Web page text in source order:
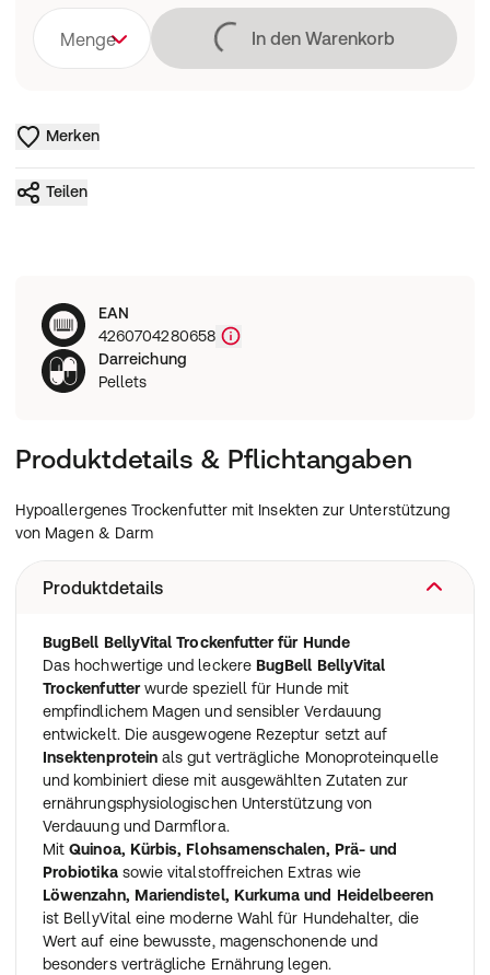
Menge LädtIn den Warenkorb
Merken
Teilen
EAN
4260704280658
Darreichung
Pellets
Produktdetails & Pflichtangaben
Hypoallergenes Trockenfutter mit Insekten zur Unterstützung
von Magen & Darm
Produktdetails
BugBell BellyVital Trockenfutter für Hunde
Das hochwertige und leckere BugBell BellyVital
Trockenfutterwurde speziell für Hunde mit
empfindlichem Magen und sensibler Verdauung
entwickelt. Die ausgewogene Rezeptur setzt auf
Insektenprotein als gut verträgliche Monoproteinquelle
und kombiniert diese mit ausgewählten Zutaten zur
ernährungsphysiologischen Unterstützung von
Verdauung und Darmflora.
MitQuinoa, Kürbis, Flohsamenschalen, Prä- und
Probiotikasowie vitalstoffreichen Extras wie
Löwenzahn, Mariendistel, Kurkuma und Heidelbeeren
ist BellyVital eine moderne Wahl für Hundehalter, die
Wert auf eine bewusste, magenschonende und
besonders verträgliche Ernährung legen.